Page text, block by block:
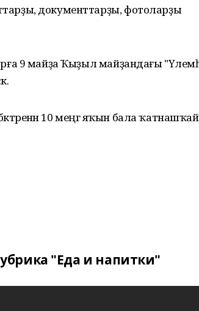
документтарҙы, фотоларҙы
9 майҙа Ҡыҙыл майҙандағы
10 меңгә яҡын бала
"Еда и напитки"